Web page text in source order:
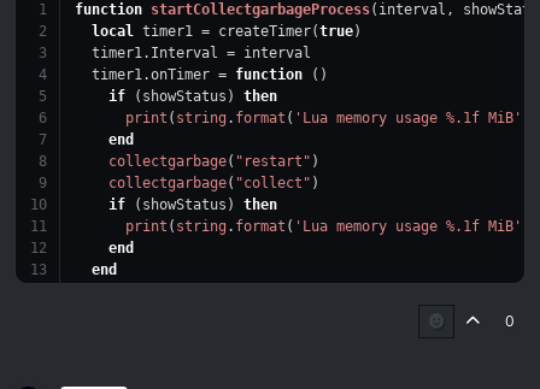
function startCollectgarbageProcess(interval,
local timer1 = createTimer(true)
  timer1.Interval = interval
  timer1.onTimer =
function
()
if (showStatus) then
print ( string. format ( 'Lua memory usage %.1f MiB'
end
collectgarbage( "restart" )
collectgarbage( "collect" )
if (showStatus) then
print ( string. format ( 'Lua memory usage %.1f MiB'
end
end
-- Собирать каждую 1 минуту и показать результат
0